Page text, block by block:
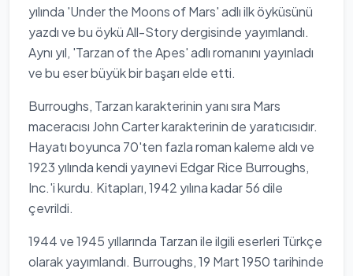
yılında 'Under the Moons of Mars' adlı ilk öyküsünü
yazdı ve bu öykü All-Story dergisinde yayımlandı.
Aynı yıl, 'Tarzan of the Apes' adlı romanını yayınladı
ve bu eser büyük bir başarı elde etti.
Burroughs, Tarzan karakterinin yanı sıra Mars
maceracısı John Carter karakterinin de yaratıcısıdır.
Hayatı boyunca 70'ten fazla roman kaleme aldı ve
1923 yılında kendi yayınevi Edgar Rice Burroughs,
Inc.'i kurdu. Kitapları, 1942 yılına kadar 56 dile
çevrildi.
1944 ve 1945 yıllarında Tarzan ile ilgili eserleri Türkçe
olarak yayımlandı. Burroughs, 19 Mart 1950 tarihinde